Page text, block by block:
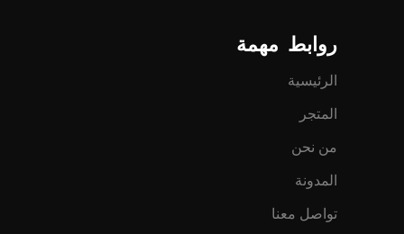
روابط مهمة
الرئيسية
المتجر
من نحن
المدونة
تواصل معنا